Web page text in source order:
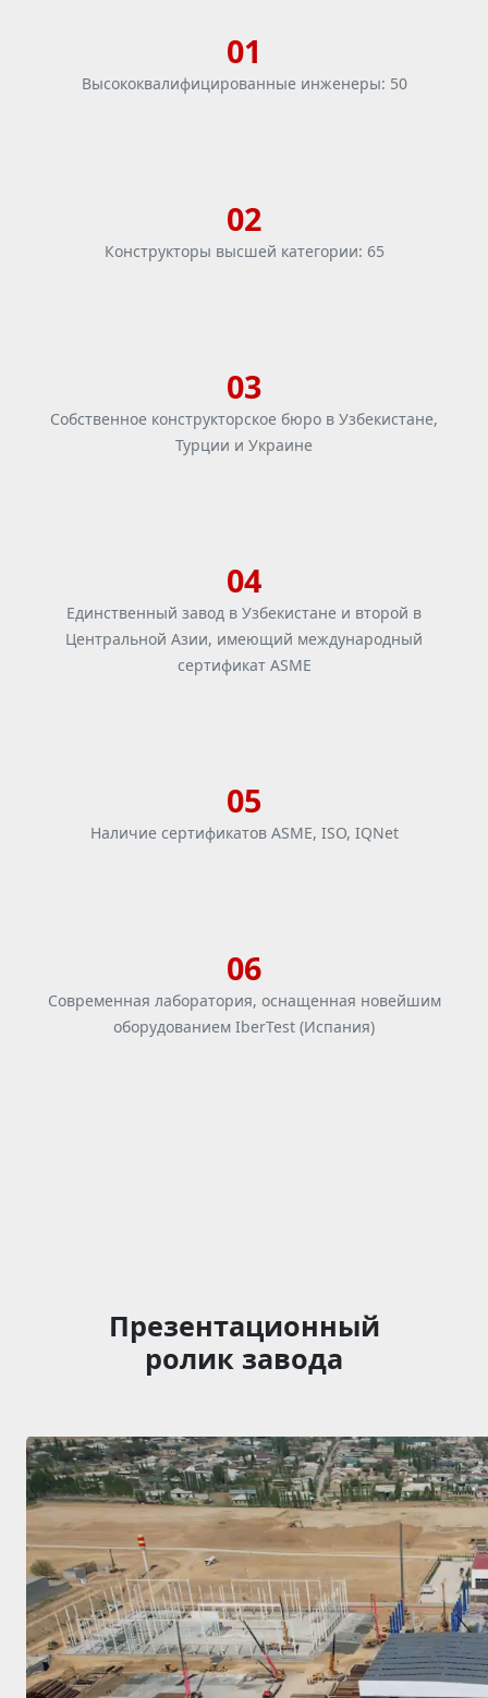
01
Высококвалифицированные инженеры: 50
02
Конструкторы высшей категории: 65
03
Собственное конструкторское бюро в Узбекистане,
Турции и Украине
04
Единственный завод в Узбекистане и второй в
Центральной Азии, имеющий международный
сертификат ASME
05
Наличие сертификатов ASME, ISO, IQNet
06
Современная лаборатория, оснащенная новейшим
оборудованием IberTest (Испания)
Презентационный
ролик завода